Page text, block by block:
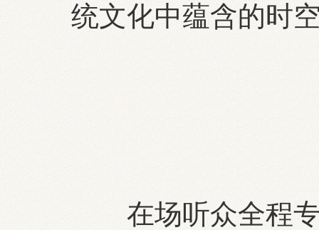
统文化中蕴含的时
在场听众全程专